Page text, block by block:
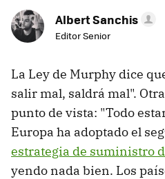
Albert Sanchis
Editor Senior
La Ley de Murphy dice
salir mal, saldrá mal".
punto de vista: "Todo
Europa ha adoptado el
estrategia de suministro
yendo nada bien. Los